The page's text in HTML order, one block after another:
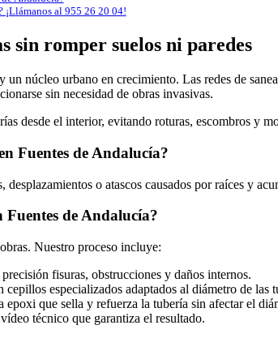
¡Llámanos al 955 26 20 04!
sin romper suelos ni paredes
núcleo urbano en crecimiento. Las redes de
sin necesidad de obras invasivas.
desde el interior, evitando roturas, escombros y
Fuentes de Andalucía?
o atascos causados por raíces y
de Andalucía?
Nuestro proceso incluye:
fisuras, obstrucciones y daños internos.
cepillos especializados adaptados al diámetro de las
epoxi que sella y refuerza la tubería sin afectar el
técnico que garantiza el resultado.